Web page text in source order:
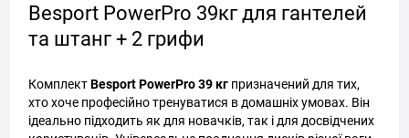
Besport PowerPro 39кг для гантелей
та штанг + 2 грифи
КомплектBesport PowerPro 39 кг призначений для тих,
хто хоче професійно тренуватися в домашніх умовах. Він
ідеально підходить як для новачків, так і для досвідчених